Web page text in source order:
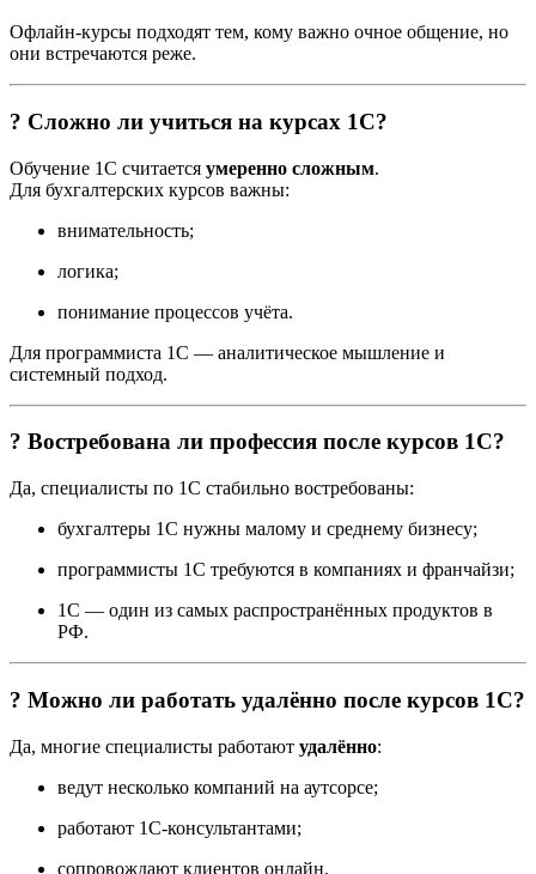
Офлайн-курсы подходят тем, кому важно очное общение, но
они встречаются реже.
? Сложно ли учиться на курсах 1С?
Обучение 1С считается умеренно сложным.
Для бухгалтерских курсов важны:
внимательность;
логика;
понимание процессов учёта.
Для программиста 1С — аналитическое мышление и
системный подход.
? Востребована ли профессия после курсов 1С?
Да, специалисты по 1С стабильно востребованы:
бухгалтеры 1С нужны малому и среднему бизнесу;
программисты 1С требуются в компаниях и франчайзи;
1С — один из самых распространённых продуктов в
РФ.
? Можно ли работать удалённо после курсов 1С?
Да, многие специалисты работают удалённо:
ведут несколько компаний на аутсорсе;
работают 1С-консультантами;
сопровождают клиентов онлайн.